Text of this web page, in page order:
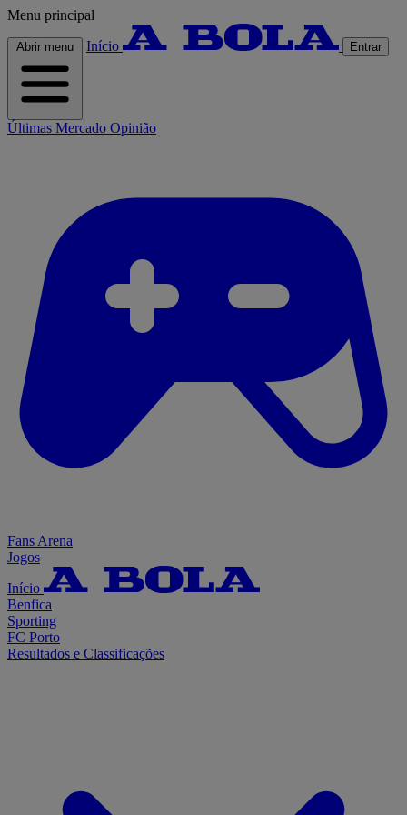
Menu principal
Abrir menu Início Entrar
Últimas Mercado Opinião
Fans Arena
Jogos
Início
Benfica
Sporting
FC Porto
Resultados e Classificações